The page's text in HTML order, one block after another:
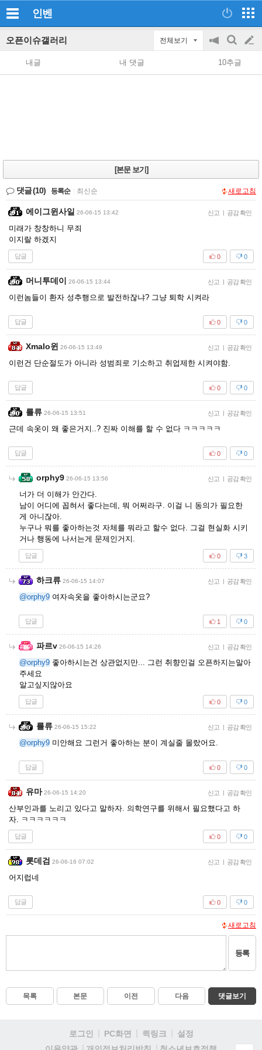
인벤
오픈이슈갤러리 전체보기
공
지
on/off
검
색
글
쓰
내글 내 댓글 10추글
[본문 보기]
댓글(10) 등록순 최신순 새로고침
에이그윈사일 26-06-15 13:42 신고 | 공감 확인
미래가 창창하니 무죄
이지랄 하겠지
답글 0
0
머니투데이 26-06-15 13:44 신고 | 공감 확인
이런놈들이 환자 성추행으로 발전하잖냐? 그냥 퇴학 시켜라
답글 0
0
Xmalo윈 26-06-15 13:49 신고 | 공감 확인
이런건 단순절도가 아니라 성범죄로 기소하고 취업제한 시켜야함.
답글 0
0
를류 26-06-15 13:51 신고 | 공감 확인
근데 속옷이 왜 좋은거지..? 진짜 이해를 할 수 없다 ㅋㅋㅋㅋㅋ
답글 0
0
orphy9 26-06-15 13:56 신고 | 공감 확인
너가 더 이해가 안간다.
남이 어디에 꼽혀서 좋다는데, 뭐 어쩌라구. 이걸 니 동의가 필요한
게 아니잖아.
누구나 뭐를 좋아하는것 자체를 뭐라고 할수 없다. 그걸 현실화 시키
거나 행동에 나서는게 문제인거지.
답글 3
0
하크류 26-06-15 14:07 신고 | 공감 확인
@orphy9 여자속옷을 좋아하시는군요?
답글 0
1
파르v 26-06-15 14:26 신고 | 공감 확인
@orphy9 좋아하시는건 상관없지만... 그런 취향인걸 오픈하지는말아
주세요
알고싶지않아요
답글 0
0
를류 26-06-15 15:22 신고 | 공감 확인
@orphy9 미안해요 그런거 좋아하는 분이 계실줄 몰랐어요.
답글 0
0
유마 26-06-15 14:20 신고 | 공감 확인
산부인과를 노리고 있다고 말하자. 의학연구를 위해서 필요했다고 하
자. ㅋㅋㅋㅋㅋㅋ
답글 0
0
롯데검 26-06-16 07:02 신고 | 공감 확인
어지럽네
답글 0
0
새로고침
등록
목록 본문 이전 다음 댓글보기
로그인 PC화면 퀵링크
설정